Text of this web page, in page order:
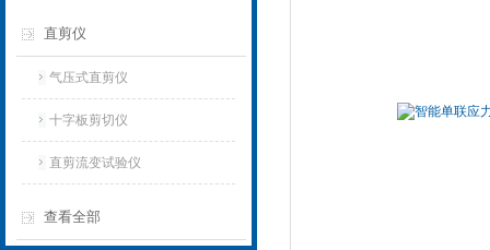
直剪仪
气压式直剪仪
十字板剪切仪
直剪流变试验仪
查看全部